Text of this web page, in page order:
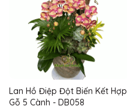
Lan Hồ Điệp Đột Biến Kết Hợp
Gỗ 5 Cành - DB058